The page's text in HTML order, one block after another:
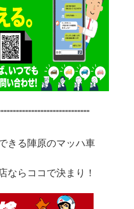
きる陣原のマッハ車
ならココで決まり！